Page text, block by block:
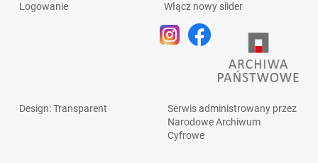
Logowanie
Włącz nowy slider
Design: Transparent
Serwis administrowany przez
Narodowe Archiwum
Cyfrowe